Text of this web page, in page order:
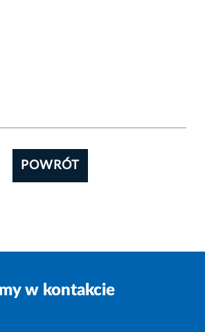
POWRÓT
w kontakcie